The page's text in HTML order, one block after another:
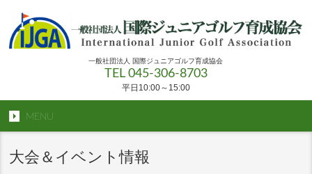
一般社団法人 国際ジュニアゴルフ育成協会
TEL 045-306-8703
平日10:00～15:00
MENU
大会＆イベント情報